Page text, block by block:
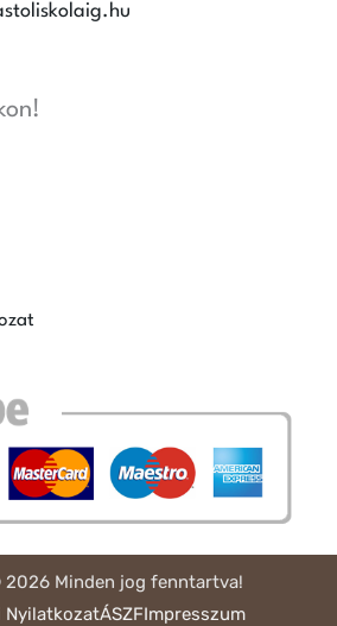
Minden jog fenntartva!
NyilatkozatÁSZFImpresszum